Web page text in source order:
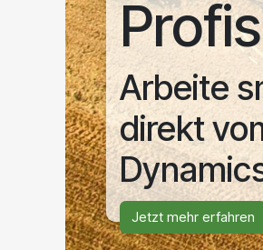
Arbeite
direkt
Jetzt mehr erfahren